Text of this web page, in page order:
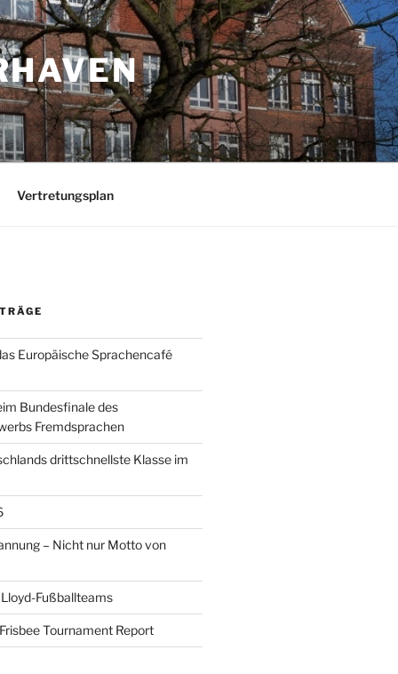
Vertretungsplan
Europäische Sprachencafé
Bundesfinale des
Fremdsprachen
drittschnellste Klasse im
– Nicht nur Motto von
Fußballteams
Tournament Report